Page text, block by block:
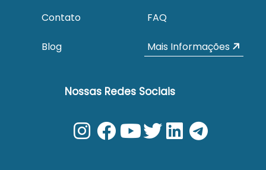
Contato
Blog
FAQ
Mais Informações
Nossas Redes Sociais